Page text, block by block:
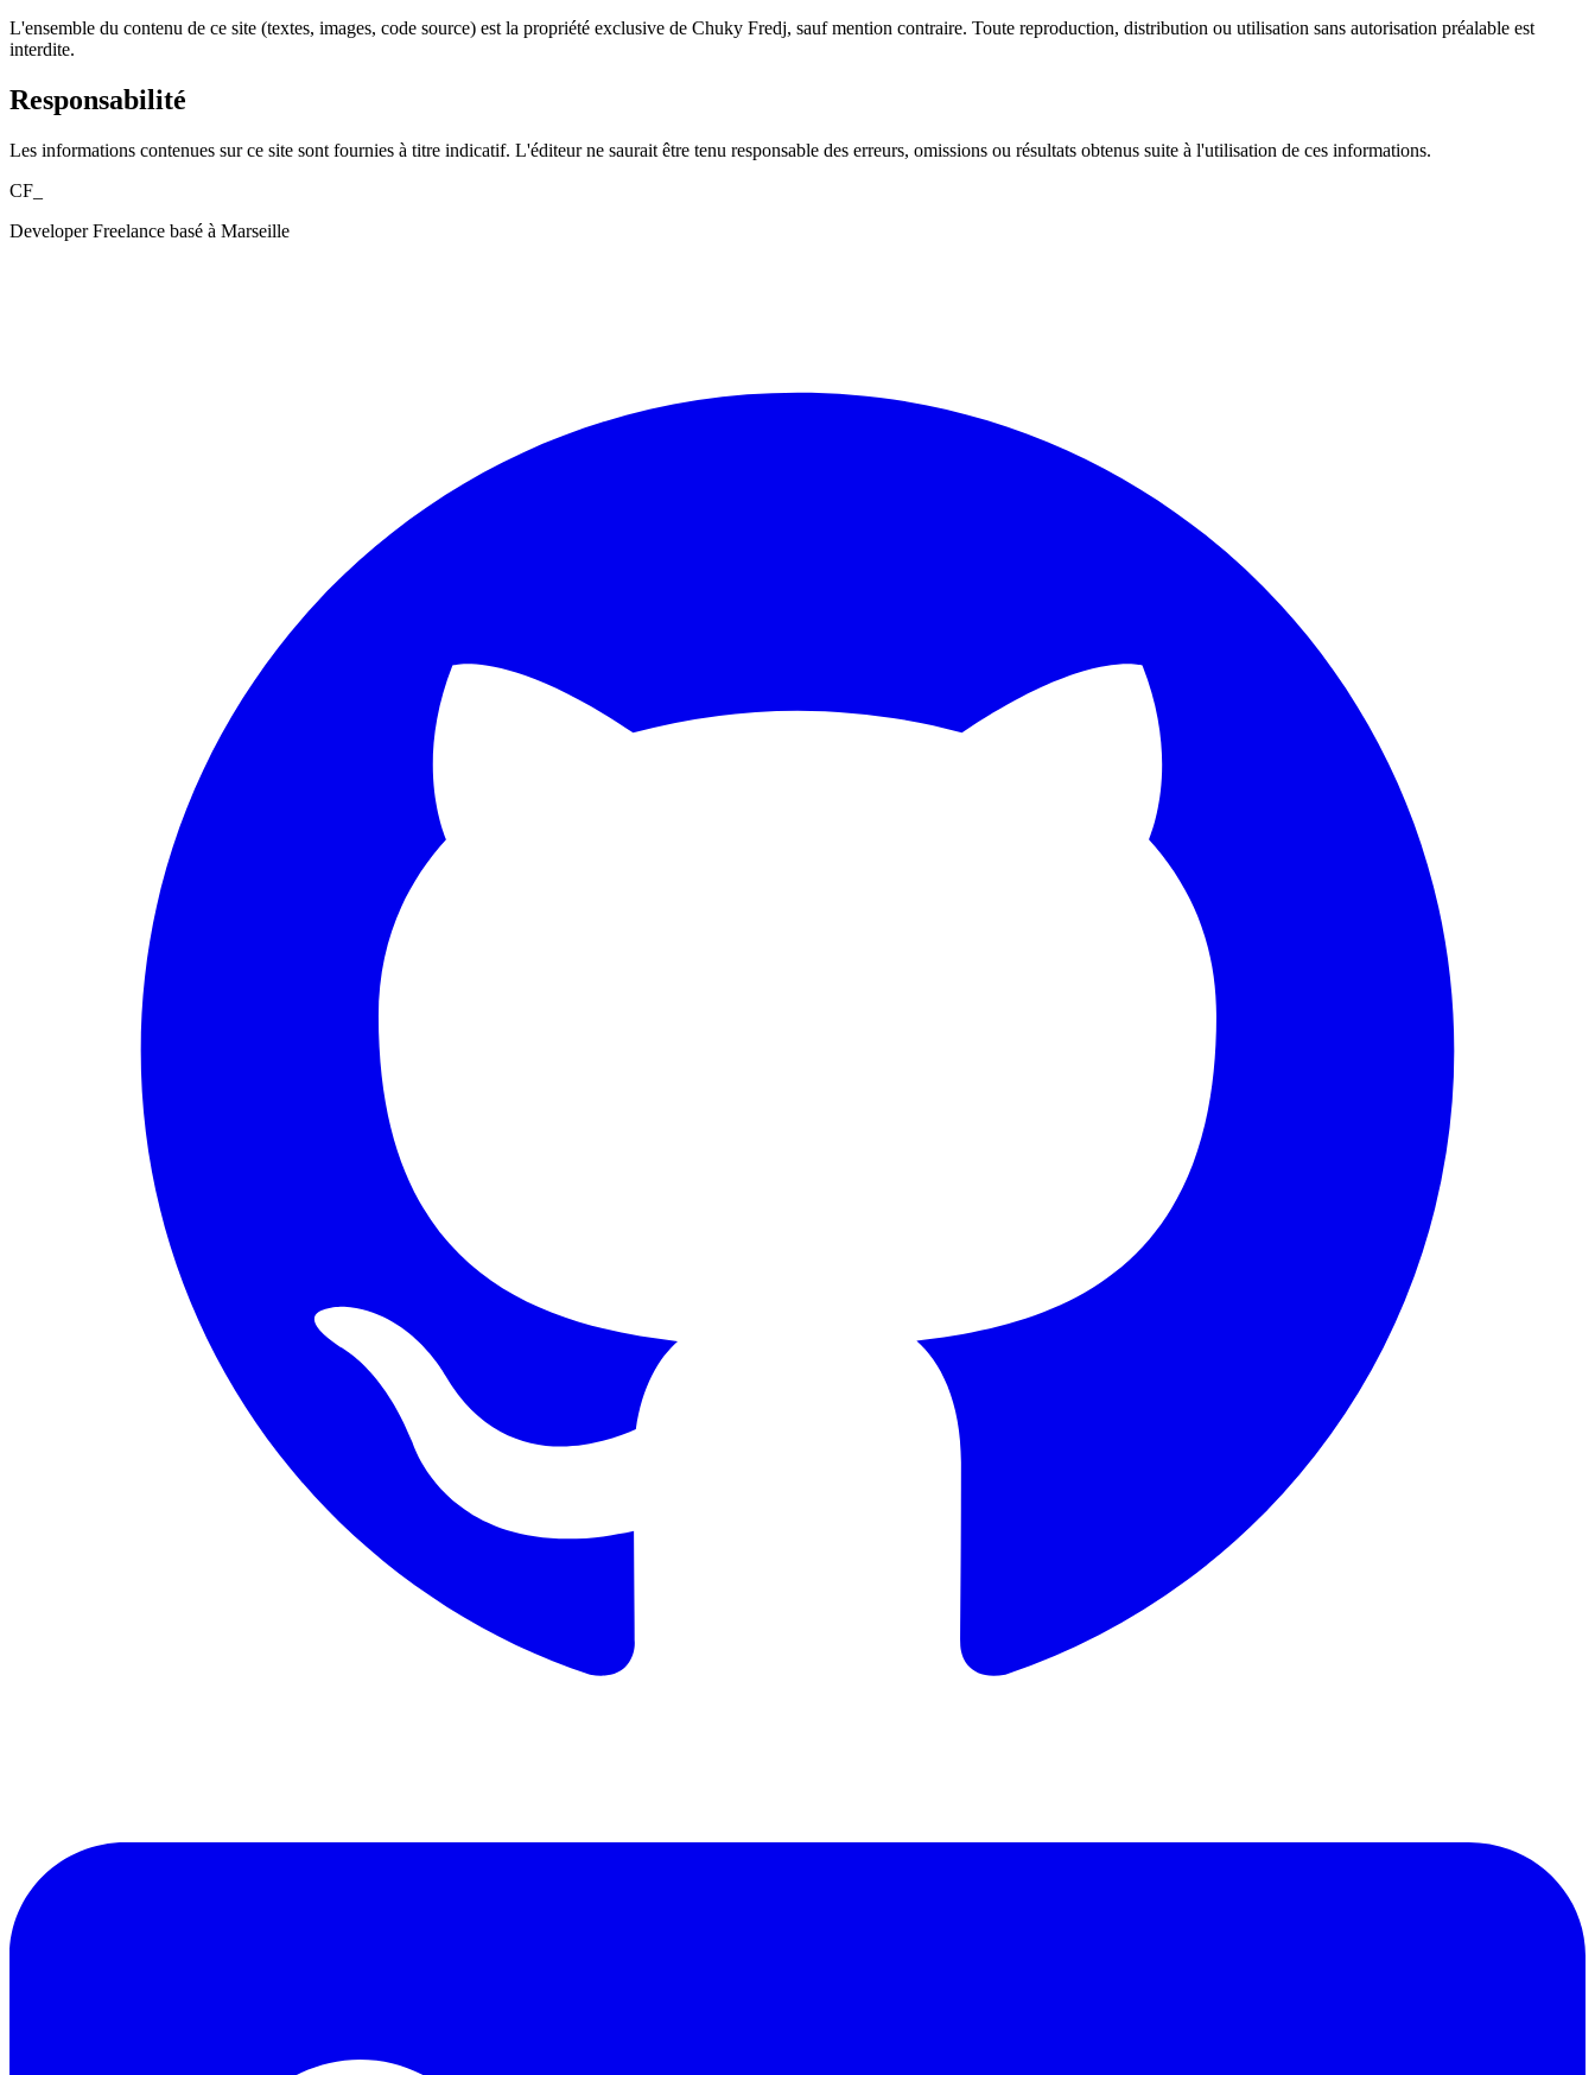
L'ensemble du contenu de ce site (textes, images, code source) est la propriété exclusive de Chuky Fredj, sauf mention contraire. Toute reproduction, distribution ou utilisation sans autorisation préalable est
interdite.
Responsabilité
Les informations contenues sur ce site sont fournies à titre indicatif. L'éditeur ne saurait être tenu responsable des erreurs, omissions ou résultats obtenus suite à l'utilisation de ces informations.
CF_
Developer Freelance basé à Marseille